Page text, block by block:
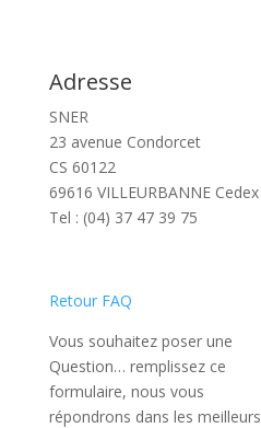
Adresse
SNER
23 avenue Condorcet
CS 60122
69616 VILLEURBANNE Cedex
Tel : (04) 37 47 39 75
Retour FAQ
Vous souhaitez poser une
Question… remplissez ce
formulaire, nous vous
répondrons dans les meilleurs